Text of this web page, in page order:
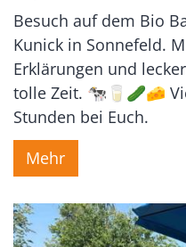
Besuch auf dem Bio
Kunick in Sonnefeld.
Erklärungen und
tolle Zeit. 🐄🥛🥒🧀
Stunden bei Euch.
Mehr